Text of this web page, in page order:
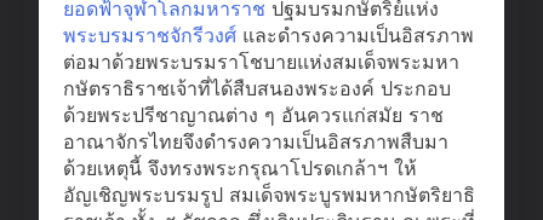
ยอดฟ้าจุฬาโลกมหาราช ​ ปฐมบรมกษัตริย์แห่ง
พระบรมราชจักรีวงศ์ ​ และดำรงความเป็นอิสรภาพ
ต่อมาด้วยพระบรมราโชบายแห่งสมเด็จพระมหา
กษัตราธิราชเจ้าที่ได้สืบสนองพระองค์ ประกอบ
ด้วยพระปรีชาญาณต่าง ๆ อันควรแก่สมัย ราช
อาณาจักรไทยจึงดำรงความเป็นอิสรภาพสืบมา
ด้วยเหตุนี้ จึงทรงพระกรุณาโปรดเกล้าฯ ให้
อัญเชิญพระบรมรูป สมเด็จพระบูรพมหากษัตริยาธิ